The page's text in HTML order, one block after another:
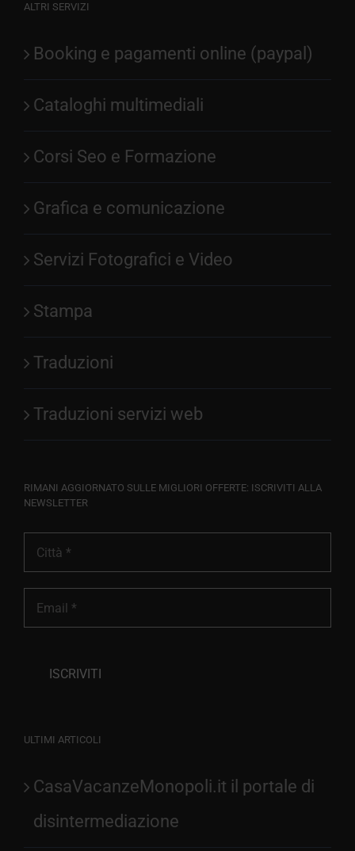
ALTRI SERVIZI
Booking e pagamenti online (paypal)
Cataloghi multimediali
Corsi Seo e Formazione
Grafica e comunicazione
Servizi Fotografici e Video
Stampa
Traduzioni
Traduzioni servizi web
RIMANI AGGIORNATO SULLE MIGLIORI OFFERTE: ISCRIVITI ALLA
NEWSLETTER
ULTIMI ARTICOLI
CasaVacanzeMonopoli.it il portale di
disintermediazione